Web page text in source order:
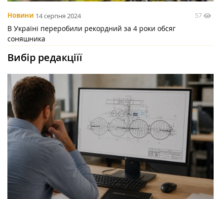
Новини 14 серпня 2024 57
В Україні переробили рекордний за 4 роки обсяг
соняшника
Вибір редакціїї